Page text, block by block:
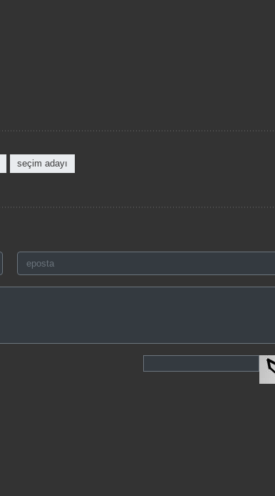
seçim adayı